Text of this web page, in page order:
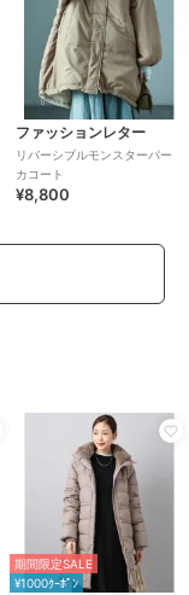
ファッションレター
リバーシブルモンスターパー
カコート
¥8,800
期間限定SALE
¥1000ｸｰﾎﾟﾝ